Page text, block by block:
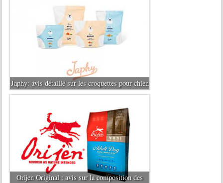
Japhy: avis détaillé sur les croquettes pour chien
Orijen Original : avis sur la composition des